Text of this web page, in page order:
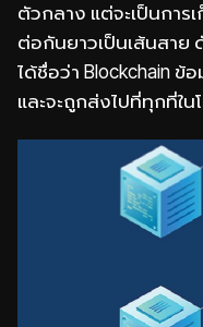
ตัวกลาง แต่จะเป็นการ
ต่อกันยาวเป็นเส้นสาย
ได้ชื่อว่า Blockchain ข้
และจะถูกส่งไปที่ทุกที่ใ